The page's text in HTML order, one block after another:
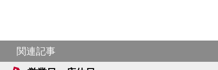
関連記事